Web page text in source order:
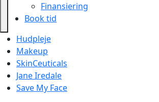
Finansiering
Book tid
Hudpleje
Makeup
SkinCeuticals
Jane Iredale
Save My Face